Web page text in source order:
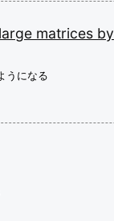
large matrices by
うになる